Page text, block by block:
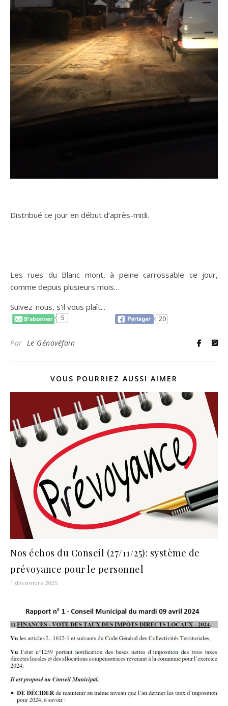
Distribué ce jour en début d’après-midi.
Les rues du Blanc mont, à peine carrossable ce jour,
comme depuis plusieurs mois…
Suivez-nous, s'il vous plaît...
5 20
Par Le Génovéfain
VOUS POURRIEZ AUSSI AIMER
Nos échos du Conseil (27/11/25): système de
prévoyance pour le personnel
1 décembre 2025